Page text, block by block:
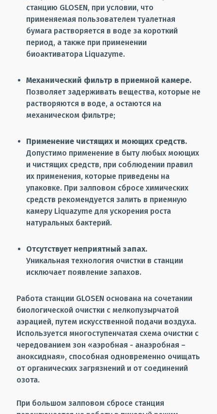
станцию GLOSEN, при условии, что
применяемая пользователем туалетная
бумага растворяется в воде за короткий
период, а также при применении
биоактиватора Liquazyme.
Механический фильтр в приемной камере.
Позволяет задерживать вещества, которые не
растворяются в воде, а остаются на
механическом фильтре;
Применение чистящих и моющих средств.
Допустимо применение в быту любых моющих
и чистящих средств, при соблюдении правил
их применения, которые приведены на
упаковке. При залповом сбросе химических
средств рекомендуется залить в приемную
камеру Liquazyme для ускорения роста
натуральных бактерий.
Отсутствует неприятный запах.
Уникальная технология очистки в станции
исключает появление запахов.
Работа станции GLOSEN основана на сочетании
биологической очистки с мелкопузырчатой
аэрацией, путем искусственной подачи воздуха.
Используется многоступенчатая схема очистки с
чередованием зон «аэробная - анаэробная –
аноксидная», способная одновременно очищать
от органических загрязнений и от соединений
озота.
При большом залповом сбросе станция